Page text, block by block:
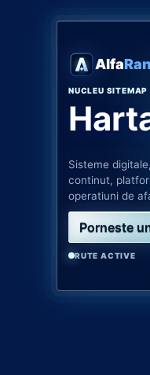
Alfa
NUCLEU SITEMAP
Sisteme
continut,
operatiuni de
Porneste
RUTE ACTIVE